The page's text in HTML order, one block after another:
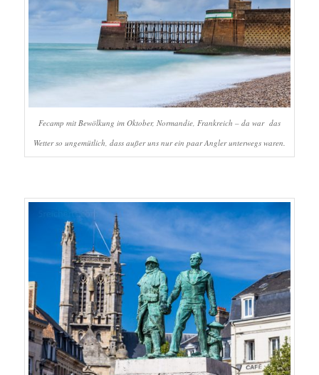
Fecamp mit Bewölkung im Oktober, Normandie, Frankreich – da war das
Wetter so ungemütlich, dass außer uns nur ein paar Angler unterwegs waren.